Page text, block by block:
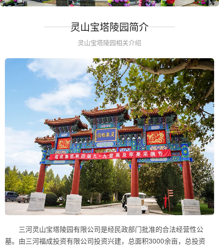
灵山宝塔陵园简介
灵山宝塔陵园相关介绍
三河灵山宝塔陵园有限公司是经民政部门批准的合法经营性公
墓。由三河福成投资有限公司投资兴建，总面积3000余亩，总投资